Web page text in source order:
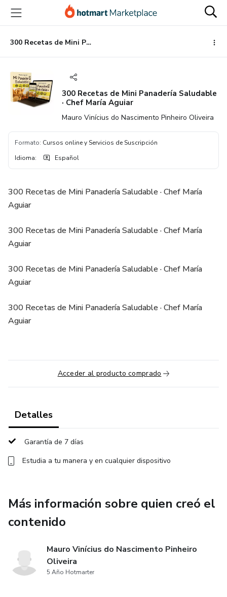
principal
página
de
página
300 Recetas de Mini Panadería Saludable · Chef María Aguiar
300 Recetas de Mini Panadería Saludable
· Chef María Aguiar
Mauro Vinícius do Nascimento Pinheiro Oliveira
Formato: Cursos online y Servicios de Suscripción
Idioma: Español
300 Recetas de Mini Panadería Saludable · Chef María
Aguiar
300 Recetas de Mini Panadería Saludable · Chef María
Aguiar
300 Recetas de Mini Panadería Saludable · Chef María
Aguiar
300 Recetas de Mini Panadería Saludable · Chef María
Aguiar
Acceder al producto comprado
Detalles
Garantía de 7 días
Estudia a tu manera y en cualquier dispositivo
Más información sobre quien creó el
contenido
Mauro Vinícius do Nascimento Pinheiro
Oliveira
5 Año Hotmarter